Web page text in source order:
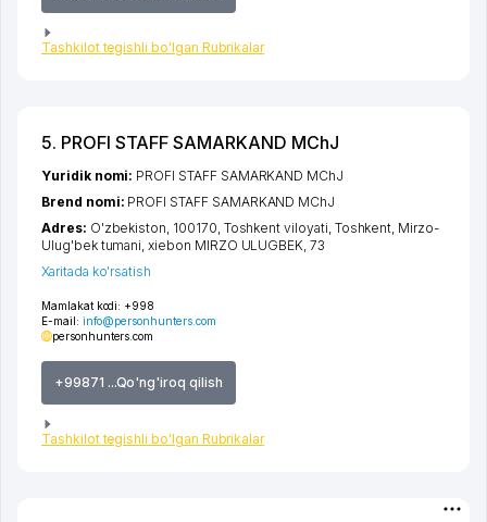
Tashkilot tegishli bo'lgan Rubrikalar
5. PROFI STAFF SAMARKAND MChJ
Mamlakat kodi: +998
E-mail: info@personhunters.com
personhunters.com
+99871 ...Qo'ng'iroq qilish
Tashkilot tegishli bo'lgan Rubrikalar
Yuridik nomi: PROFI STAFF SAMARKAND MChJ
Brend nomi: PROFI STAFF SAMARKAND MChJ
Adres: O'zbekiston, 100170, Toshkent viloyati Toshkent Mirzo-
Ulug'bek tumani ,xiеbon MIRZO ULUGBEK , 73
Xaritada ko'rsatish